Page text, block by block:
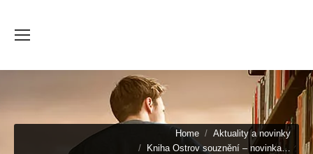
Home
Aktuality a novinky
Kniha Ostrov souznění – novinka…